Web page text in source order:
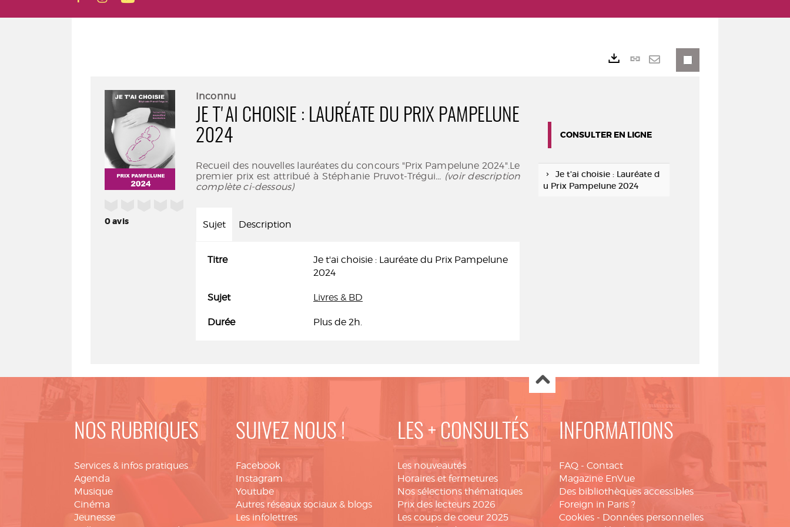
0avis
Inconnu
JE T'AI CHOISIE : LAURÉATE DU PRIX PAMPELUNE
2024
Recueil des nouvelles lauréates du concours "Prix Pampelune 2024".Le
premier prix est attribué à Stéphanie Pruvot-Trégui... (voir description
complète ci-dessous)
Sujet Description
Titre
Je t'ai choisie : Lauréate du Prix Pampelune
2024
Sujet Livres & BD
Durée Plus de 2h.
Lien
CONSULTER EN LIGNE
Je t'ai choisie : Lauréate d
u Prix Pampelune 2024
NOS RUBRIQUES
Services & infos pratiques
Agenda
Musique
Cinéma
Jeunesse
SUIVEZ NOUS !
Facebook
Instagram
Youtube
Autres réseaux sociaux & blogs
Les infolettres
LES + CONSULTÉS
Les nouveautés
Horaires et fermetures
Nos sélections thématiques
Prix des lecteurs 2026
Les coups de coeur 2025
INFORMATIONS
FAQ - Contact
Magazine EnVue
Des bibliothèques accessibles
Foreign in Paris ?
Cookies - Données personnelles